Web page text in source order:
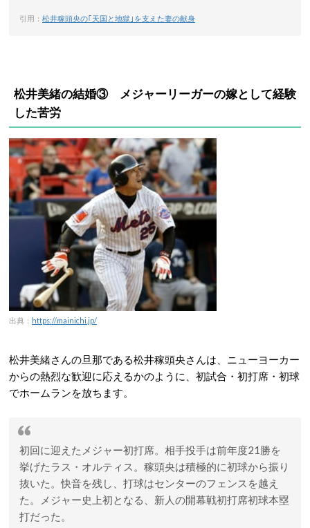
引用： 松井稼頭央の｢天国と地獄｣を支えた妻の献身
松井美緒の結婚③ メジャーリーガーの嫁として経験
した苦労
出典： https://mainichi.jp/
松井美緒さんの旦那である松井稼頭央さんは、ニューヨーカー
からの熱烈な歓迎に応えるかのように、初試合・初打席・初球
でホームランを放ちます。
初回に迎えたメジャー初打席。相手投手は前年度21勝を
挙げたラス・オルティス。稼頭央は積極的に初球から振り
抜いた。快音を残し、打球はセンターのフェンスを越え
た。メジャー史上初となる、新人の開幕戦初打席初球本塁
打だった。